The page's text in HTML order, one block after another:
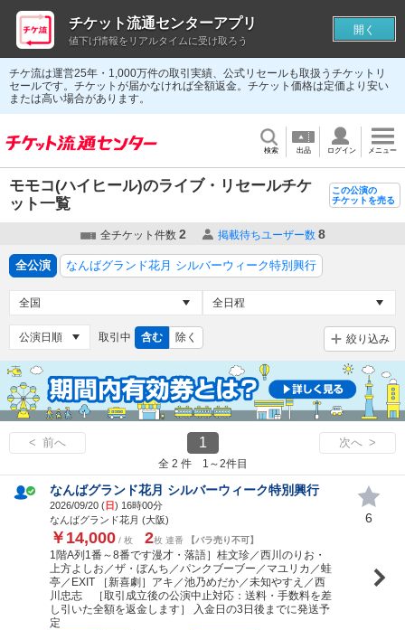
チケ流は運営25年・1,000万件の取引実績、公式リセールも取扱うチケットリ
セールです。チケットが届かなければ全額返金。チケット価格は定価より安い
または高い場合があります。
検索 出品 ログイン メニュー
モモコ(ハイヒール)のライブ・リセールチケ
ット一覧
この公演の
チケットを売る
全チケット件数 2 掲載待ちユーザー数 8
全公演 なんばグランド花月 シルバーウィーク特別興行
取引中 含む 除く 絞り込み
< 前へ 1 次へ >
全 2 件 1～2件目
なんばグランド花月 シルバーウィーク特別興行
2026/09/20 (日) 16時00分
なんばグランド花月 (大阪)
￥14,000 / 枚 2枚 連番 【バラ売り不可】
1階A列1番～8番です漫才・落語］桂文珍／西川のりお・
上方よしお／ザ・ぼんち／パンクブーブー／マユリカ／蛙
亭／EXIT ［新喜劇］アキ／池乃めだか／未知やすえ／西
川忠志 ［取引成立後の公演中止対応：送料・手数料を差
し引いた全額を返金します］ 入金日の3日後までに発送予
定
6
チケット流通センターアプリ
値下げ情報をリアルタイムに受け取ろう
開く